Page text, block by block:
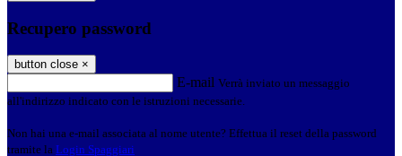
Recupero password
button close ×
E-mail Verrà inviato un messaggio
all'indirizzo indicato con le istruzioni necessarie.
Non hai una e-mail associata al nome utente? Effettua il reset della password
tramite la Login Spaggiari